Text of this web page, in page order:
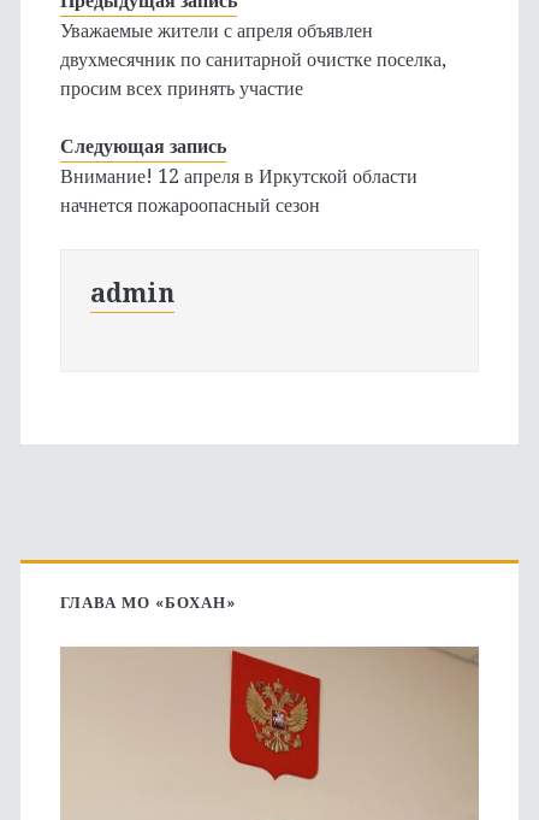
Уважаемые жители с апреля объявлен
двухмесячник по санитарной очистке поселка,
просим всех принять участие
Следующая запись
Внимание! 12 апреля в Иркутской области
начнется пожароопасный сезон
admin
Основная
боковая
ГЛАВА МО «БОХАН»